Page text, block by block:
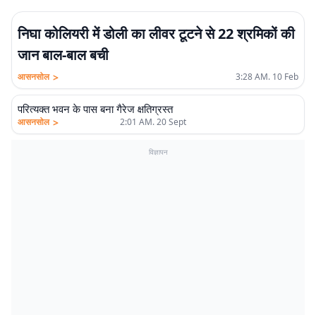
निघा कोलियरी में डोली का लीवर टूटने से 22 श्रमिकों की
जान बाल-बाल बची
आसनसोल > 3:28 AM. 10 Feb
परित्यक्त भवन के पास बना गैरेज क्षतिग्रस्त
आसनसोल > 2:01 AM. 20 Sept
विज्ञापन